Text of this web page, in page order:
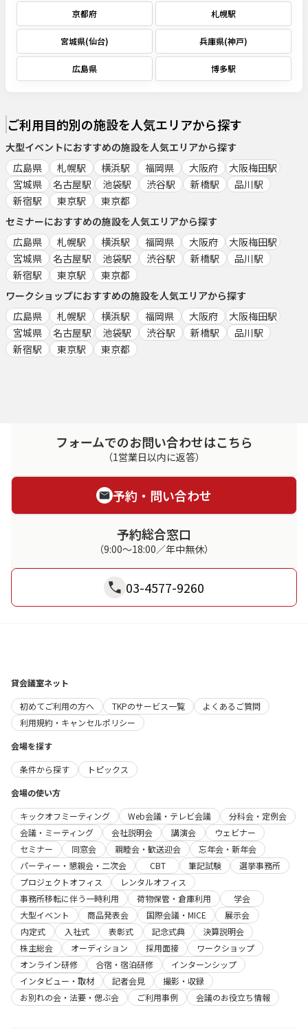
京都府 札幌駅
宮城県(仙台) 兵庫県(神戸)
広島県 博多駅
ご利用目的別の施設を人気エリアから探す
大型イベントにおすすめの施設を人気エリアから探す
広島県
札幌駅 横浜駅 福岡県 大阪府
大阪梅田駅
宮城県
名古屋駅 池袋駅 渋谷駅 新橋駅
品川駅
新宿駅
東京駅
東京都
セミナーにおすすめの施設を人気エリアから探す
広島県
札幌駅 横浜駅 福岡県 大阪府
大阪梅田駅
宮城県
名古屋駅 池袋駅 渋谷駅 新橋駅
品川駅
新宿駅
東京駅
東京都
ワークショップにおすすめの施設を人気エリアから探す
広島県
札幌駅 横浜駅 福岡県 大阪府
大阪梅田駅
宮城県
名古屋駅 池袋駅 渋谷駅 新橋駅
品川駅
新宿駅
東京駅 東京都
フォームでのお問い合わせはこちら
（1営業日以内に返答）
予約・問い合わせ
予約総合窓口
（9:00～18:00／年中無休）
03-4577-9260
貸会議室ネット
初めてご利用の方へ
TKPのサービス一覧
よくあるご質問
利用規約・キャンセルポリシー
会場を探す
条件から探す
トピックス
会場の使い方
キックオフミーティング
Web会議・テレビ会議
分科会・定例会
会議・ミーティング
会社説明会 講演会
ウェビナー
セミナー
同窓会 親睦会・歓送迎会
忘年会・新年会
パーティー・懇親会・二次会
CBT 筆記試験
選挙事務所
プロジェクトオフィス
レンタルオフィス
事務所移転に伴う一時利用
荷物保管・倉庫利用
学会
大型イベント
商品発表会 国際会議・MICE
展示会
内定式
入社式 表彰式 記念式典
決算説明会
株主総会
オーディション 採用面接
ワークショップ
オンライン研修
合宿・宿泊研修
インターンシップ
インタビュー・取材
記者会見
撮影・収録
お別れの会・法要・偲ぶ会
ご利用事例 会議のお役立ち情報